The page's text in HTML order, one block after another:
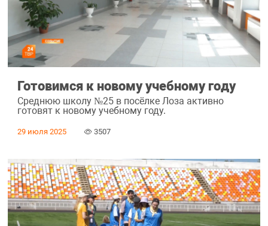
Готовимся к новому учебному году
Среднюю школу №25 в посёлке Лоза активно
готовят к новому учебному году.
29 июля 2025 3507